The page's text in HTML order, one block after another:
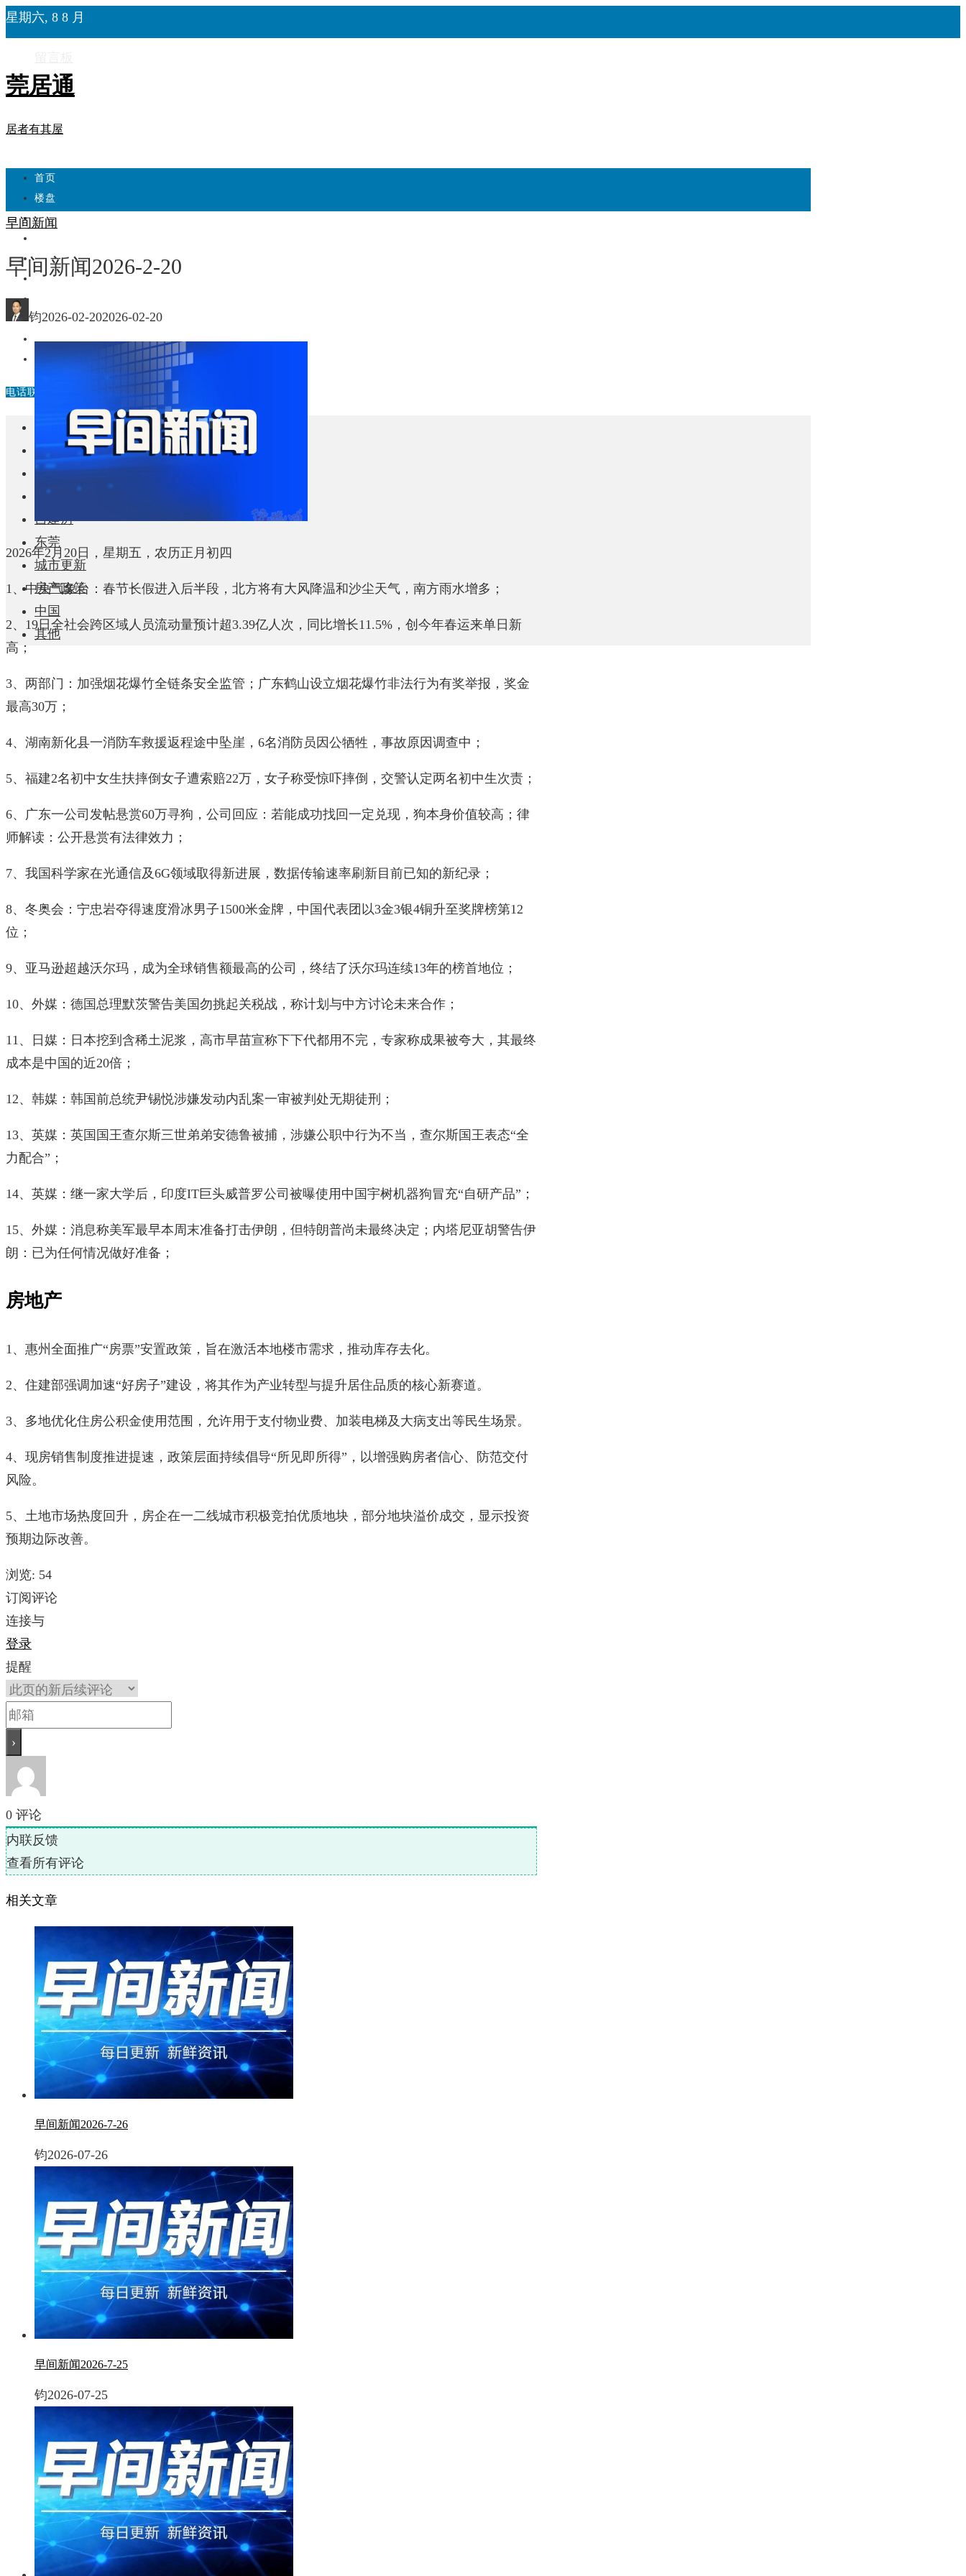
星期六, 8 8 月
莞居通
居者有其屋
首页
楼盘
学校
自建房
东莞
房产政策
中国
其他
电话联系
楼盘
学校
住宅
自建房
东莞
城市更新
房产政策
中国
其他
早间新闻
早间新闻2026-2-20
钧2026-02-202026-02-20
2026年2月20日，星期五，农历正月初四
1、中央气象台：春节长假进入后半段，北方将有大风降温和沙尘天气，南方雨水增多；
2、19日全社会跨区域人员流动量预计超3.39亿人次，同比增长11.5%，创今年春运来单日新
高；
3、两部门：加强烟花爆竹全链条安全监管；广东鹤山设立烟花爆竹非法行为有奖举报，奖金
最高30万；
4、湖南新化县一消防车救援返程途中坠崖，6名消防员因公牺牲，事故原因调查中；
5、福建2名初中女生扶摔倒女子遭索赔22万，女子称受惊吓摔倒，交警认定两名初中生次责；
6、广东一公司发帖悬赏60万寻狗，公司回应：若能成功找回一定兑现，狗本身价值较高；律
师解读：公开悬赏有法律效力；
7、我国科学家在光通信及6G领域取得新进展，数据传输速率刷新目前已知的新纪录；
8、冬奥会：宁忠岩夺得速度滑冰男子1500米金牌，中国代表团以3金3银4铜升至奖牌榜第12
位；
9、亚马逊超越沃尔玛，成为全球销售额最高的公司，终结了沃尔玛连续13年的榜首地位；
10、外媒：德国总理默茨警告美国勿挑起关税战，称计划与中方讨论未来合作；
11、日媒：日本挖到含稀土泥浆，高市早苗宣称下下代都用不完，专家称成果被夸大，其最终
成本是中国的近20倍；
12、韩媒：韩国前总统尹锡悦涉嫌发动内乱案一审被判处无期徒刑；
13、英媒：英国国王查尔斯三世弟弟安德鲁被捕，涉嫌公职中行为不当，查尔斯国王表态“全
力配合”；
14、英媒：继一家大学后，印度IT巨头威普罗公司被曝使用中国宇树机器狗冒充“自研产品”；
15、外媒：消息称美军最早本周末准备打击伊朗，但特朗普尚未最终决定；内塔尼亚胡警告伊
朗：已为任何情况做好准备；
房地产
1、惠州全面推广“房票”安置政策，旨在激活本地楼市需求，推动库存去化。
2、住建部强调加速“好房子”建设，将其作为产业转型与提升居住品质的核心新赛道。
3、多地优化住房公积金使用范围，允许用于支付物业费、加装电梯及大病支出等民生场景。
4、现房销售制度推进提速，政策层面持续倡导“所见即所得”，以增强购房者信心、防范交付
风险。
5、土地市场热度回升，房企在一二线城市积极竞拍优质地块，部分地块溢价成交，显示投资
预期边际改善。
浏览: 54
订阅评论
连接与
登录
提醒
0 评论
内联反馈
查看所有评论
相关文章
早间新闻2026-7-26
钧2026-07-26
早间新闻2026-7-25
钧2026-07-25